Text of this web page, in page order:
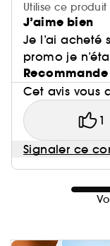
Utilise ce
J’aime bien
Je l’ai acheté
promo je
Recommande
Cet avis vous
1
Signaler ce